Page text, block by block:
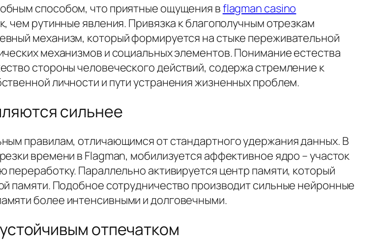
способом, что приятные ощущения вflagman casino
чем рутинные явления. Привязка к благополучным отрезкам
механизм, который формируется на стыке переживательной
механизмов и социальных элементов. Понимание естества
стороны человеческого действий, содержа стремление к
личности и пути устранения жизненных проблем.
сильнее
правилам, отличающимся от стандартного удержания данных. В
времени в Flagman, мобилизуется аффективное ядро – участок
Параллельно активируется центр памяти, который
памяти. Подобное сотрудничество производит сильные нейронные
более интенсивными и долговечными.
отпечатком